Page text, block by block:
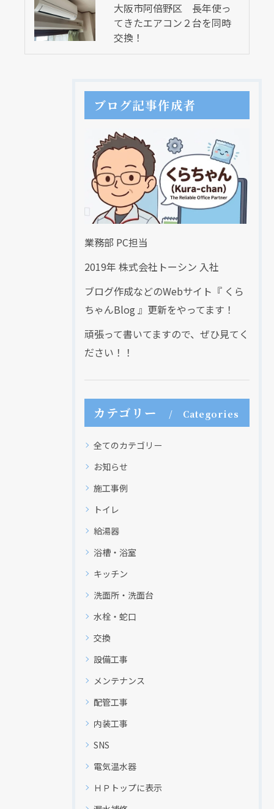
大阪市阿倍野区 長年使っ
てきたエアコン２台を同時
交換！
ブログ記事作成者
業務部 PC担当
2019年 株式会社トーシン 入社
ブログ作成などのWebサイト『 くら
ちゃんBlog 』更新をやってます！
頑張って書いてますので、ぜひ見てく
ださい！！
カテゴリー Categories
全てのカテゴリー
お知らせ
施工事例
トイレ
給湯器
浴槽・浴室
キッチン
洗面所・洗面台
水栓・蛇口
交換
設備工事
メンテナンス
配管工事
内装工事
SNS
電気温水器
ＨＰトップに表示